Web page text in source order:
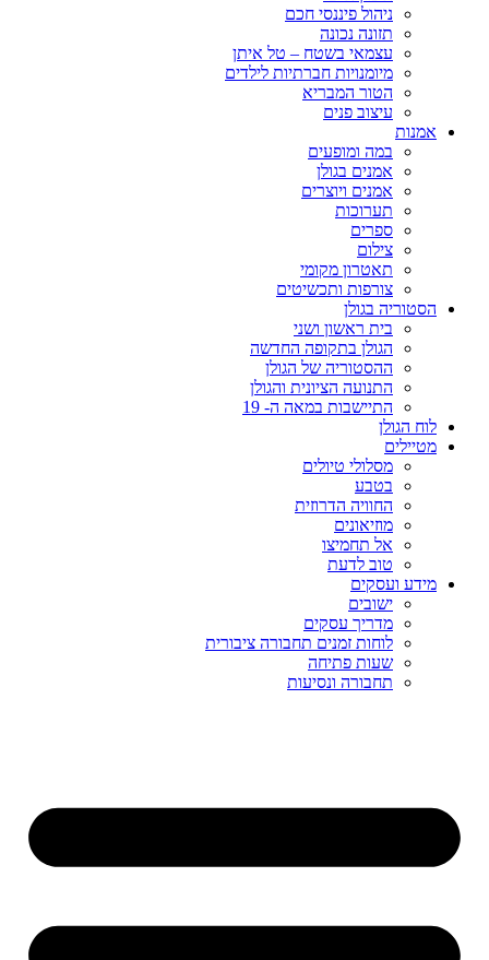
ניהול פיננסי חכם
תזונה נכונה
עצמאי בשטח – טל איתן
מיומנויות חברתיות לילדים
הטור המבריא
עיצוב פנים
אמנות
במה ומופעים
אמנים בגולן
אמנים ויוצרים
תערוכות
ספרים
צילום
תאטרון מקומי
צורפות ותכשיטים
הסטוריה בגולן
בית ראשון ושני
הגולן בתקופה החדשה
ההסטוריה של הגולן
התנועה הציונית והגולן
התיישבות במאה ה- 19
לוח הגולן
מטיילים
מסלולי טיולים
בטבע
החוויה הדרוזית
מוזיאונים
אל תחמיצו
טוב לדעת
מידע ועסקים
ישובים
מדריך עסקים
לוחות זמנים תחבורה ציבורית
שעות פתיחה
תחבורה ונסיעות